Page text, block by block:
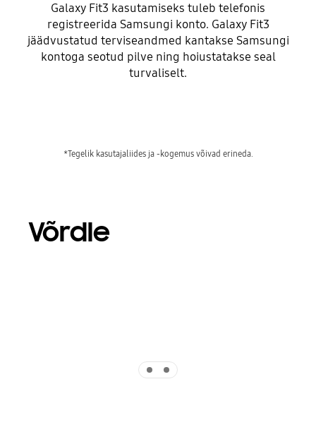
Galaxy Fit3 kasutamiseks tuleb telefonis
registreerida Samsungi konto. Galaxy Fit3
jäädvustatud terviseandmed kantakse Samsungi
kontoga seotud pilve ning hoiustatakse seal
turvaliselt.
*Tegelik kasutajaliides ja -kogemus võivad erineda.
Võrdle